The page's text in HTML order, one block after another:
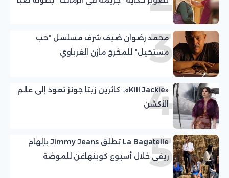
3
محمد رضوان ضيف شرف مسلسل "حب
مستحيل" للمخرج مازن الغرباوي
4
«Kill Jackie».. كاثرين زيتا جونز تعود إلى عالم
الأكشن
5
La Bagatelle تطلق Jimmy Jeans بإلهام
ريفي خلال أسبوع كوبنهاغن للموضة